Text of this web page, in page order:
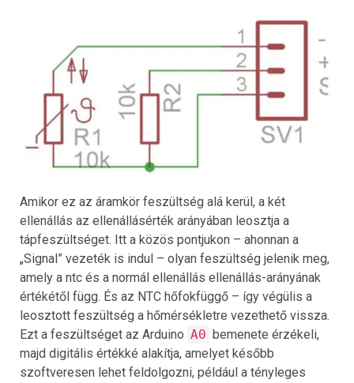
Amikor ez az áramkör feszültség alá kerül, a két
ellenállás az ellenállásérték arányában leosztja a
tápfeszültséget. Itt a közös pontjukon – ahonnan a
„Signal” vezeték is indul – olyan feszültség jelenik meg,
amely a ntc és a normál ellenállás ellenállás-arányának
értékétől függ. És az NTC hőfokfüggő – így végülis a
leosztott feszültség a hőmérsékletre vezethető vissza.
Ezt a feszültséget az Arduino A0 bemenete érzékeli,
majd digitális értékké alakítja, amelyet később
szoftveresen lehet feldolgozni, például a tényleges